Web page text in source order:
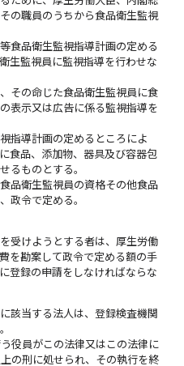
の職員のうちから食品衛生監視
食品衛生監視指導計画の定める
生監視員に監視指導を行わせな
その命じた食品衛生監視員に食
表示又は広告に係る監視指導を
指導計画の定めるところによ
食品、添加物、器具及び容器包
るものとする。
品衛生監視員の資格その他食品
政令で定める。
受けようとする者は、厚生労働
を勘案して政令で定める額の手
登録の申請をしなければならな
該当する法人は、登録検査機関
役員がこの法律又はこの法律に
の刑に処せられ、その執行を終